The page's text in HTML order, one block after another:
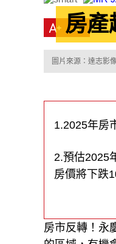
房產
圖片來源：達志影
1.2025年房
2.預估2025
房價將下跌
房市反轉！永